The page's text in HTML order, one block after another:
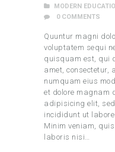
MODERN
0 COMMENTS
Quuntur magni
voluptatem sequi
quisquam est, qui
amet, consectetur,
numquam eius
et dolore magnam
adipisicing elit,
incididunt ut
Minim veniam,
laboris nisi…